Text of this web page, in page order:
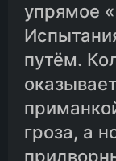
упрямое
путём.
гроза, а